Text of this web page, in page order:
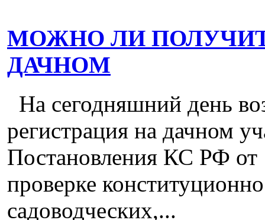
МОЖНО ЛИ
ДАЧНОМ
На сегодняшний день
регистрация на дачном
Постановления КС РФ
проверке
садоводческих,...